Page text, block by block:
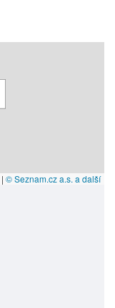
| © Seznam.cz a.s. a další